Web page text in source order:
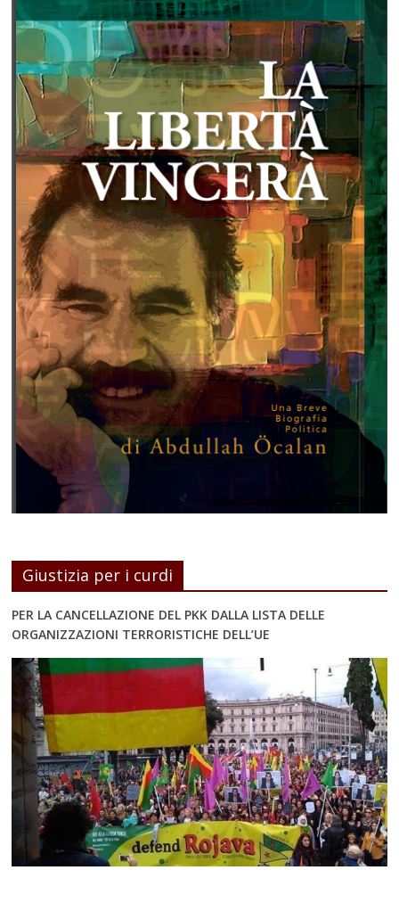
Giustizia per i curdi
PER LA CANCELLAZIONE DEL PKK DALLA LISTA DELLE
ORGANIZZAZIONI TERRORISTICHE DELL’UE